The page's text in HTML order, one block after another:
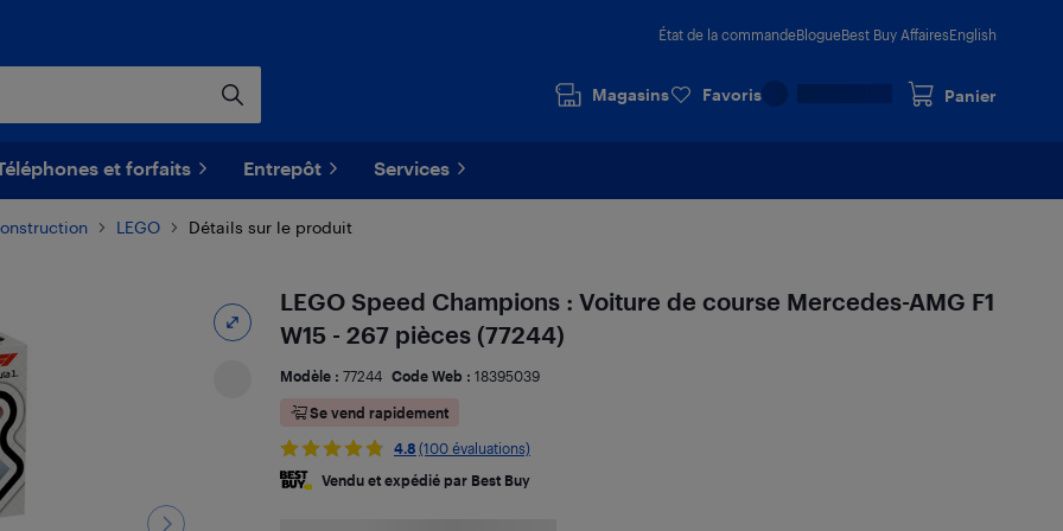
État de la commandeBlogueBest Buy AffairesEnglish
Magasins Favoris Panier
et forfaits Entrepôt Services
LEGO Détails sur le produit
LEGO Speed Champions : Voiture de course Mercedes-AMG F1
W15 - 267 pièces (77244)
Modèle : 77244 Code Web : 18395039
Se vend rapidement
4.8 (100 évaluations)
Vendu et expédié par Best Buy